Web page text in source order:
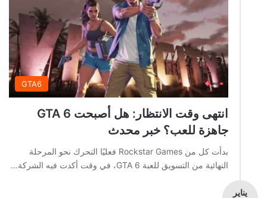
GTA6
انتهى وقت الانتظار: هل أصبحت GTA 6
جاهزة للعب؟ خبر محدث
بدأت كل من Rockstar Games فعليًا التحرك نحو المرحلة
النهائية من التسويق للعبة GTA 6، في وقت أكدت فيه الشركة…
يناير